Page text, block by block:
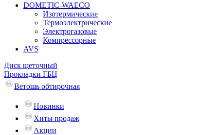
DOMETIC-WAECO
Изотермические
Термоэлектрические
Электрогазовые
Компрессорные
AVS
Диск щеточный
Прокладки ГБЦ
Ветошь обтирочная
Новинки
Хиты продаж
Акции